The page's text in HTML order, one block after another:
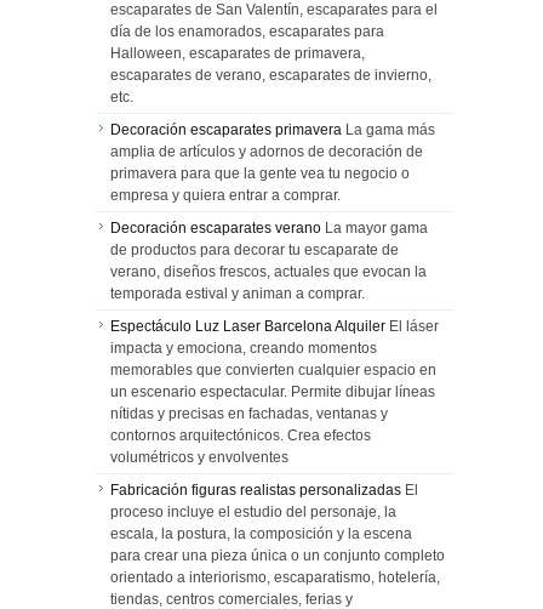
escaparates de San Valentín, escaparates para el
día de los enamorados, escaparates para
Halloween, escaparates de primavera,
escaparates de verano, escaparates de invierno,
etc.
Decoración escaparates primavera La gama más
amplia de artículos y adornos de decoración de
primavera para que la gente vea tu negocio o
empresa y quiera entrar a comprar.
Decoración escaparates verano La mayor gama
de productos para decorar tu escaparate de
verano, diseños frescos, actuales que evocan la
temporada estival y animan a comprar.
Espectáculo Luz Laser Barcelona Alquiler El láser
impacta y emociona, creando momentos
memorables que convierten cualquier espacio en
un escenario espectacular. Permite dibujar líneas
nítidas y precisas en fachadas, ventanas y
contornos arquitectónicos. Crea efectos
volumétricos y envolventes
Fabricación figuras realistas personalizadas El
proceso incluye el estudio del personaje, la
escala, la postura, la composición y la escena
para crear una pieza única o un conjunto completo
orientado a interiorismo, escaparatismo, hotelería,
tiendas, centros comerciales, ferias y